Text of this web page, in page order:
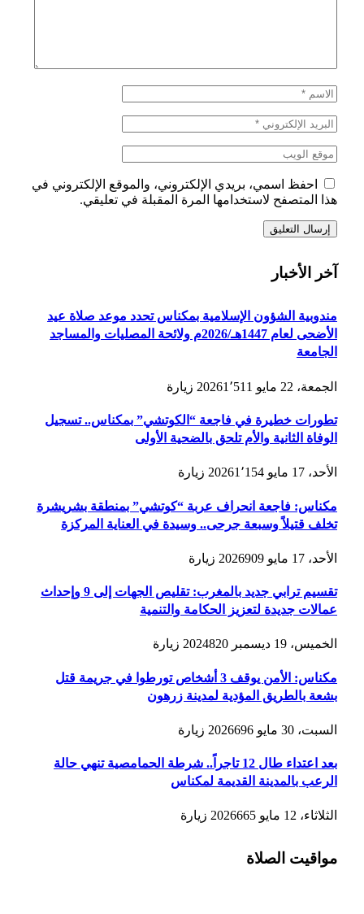
احفظ اسمي، بريدي الإلكتروني، والموقع الإلكتروني في
هذا المتصفح لاستخدامها المرة المقبلة في تعليقي.
آخر الأخبار
مندوبية الشؤون الإسلامية بمكناس تحدد موعد صلاة عيد
الأضحى لعام 1447هـ/2026م ولائحة المصليات والمساجد
الجامعة
الجمعة، 22 مايو 2026 1٬511 زيارة
تطورات خطيرة في فاجعة “الكوتشي” بمكناس.. تسجيل
الوفاة الثانية والأم تلحق بالضحية الأولى
الأحد، 17 مايو 2026 1٬154 زيارة
مكناس: فاجعة انحراف عربة “كوتشي” بمنطقة بشريشرة
تخلف قتيلاً وسبعة جرحى.. وسيدة في العناية المركزة
الأحد، 17 مايو 2026 909 زيارة
تقسيم ترابي جديد بالمغرب: تقليص الجهات إلى 9 وإحداث
عمالات جديدة لتعزيز الحكامة والتنمية
الخميس، 19 ديسمبر 2024 820 زيارة
مكناس: الأمن يوقف 3 أشخاص تورطوا في جريمة قتل
بشعة بالطريق المؤدية لمدينة زرهون
السبت، 30 مايو 2026 696 زيارة
بعد اعتداء طال 12 تاجراً.. شرطة الحمامصية تنهي حالة
الرعب بالمدينة القديمة لمكناس
الثلاثاء، 12 مايو 2026 665 زيارة
مواقيت الصلاة